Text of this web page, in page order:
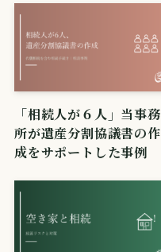
「相続人が６人」当事務
所が遺産分割協議書の作
成をサポートした事例